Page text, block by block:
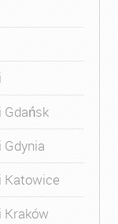
Gdańsk
Katowice
Kraków